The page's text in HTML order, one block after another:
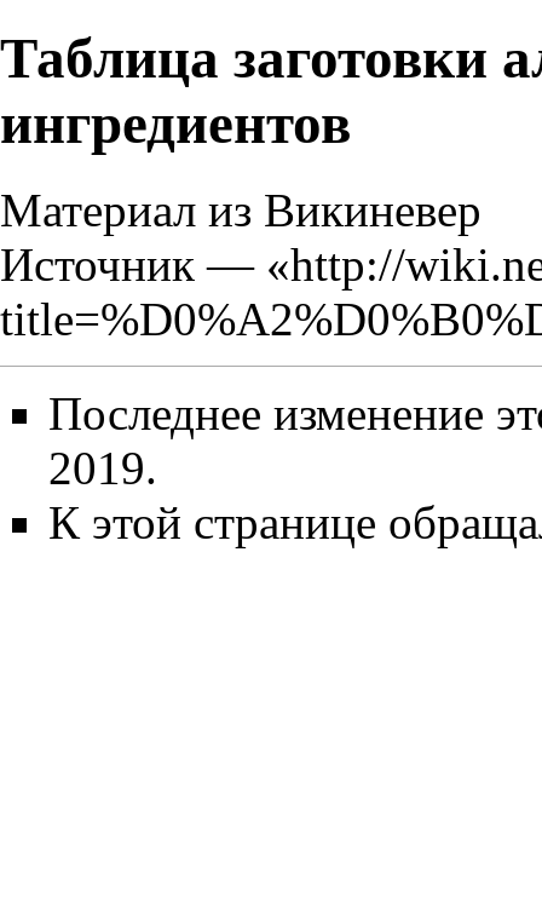
Таблица заготовки
ингредиентов
Материал из Викиневер
Источник — «http://
Последнее изменение
2019.
К этой странице